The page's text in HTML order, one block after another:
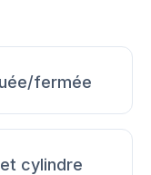
fermée
cylindre